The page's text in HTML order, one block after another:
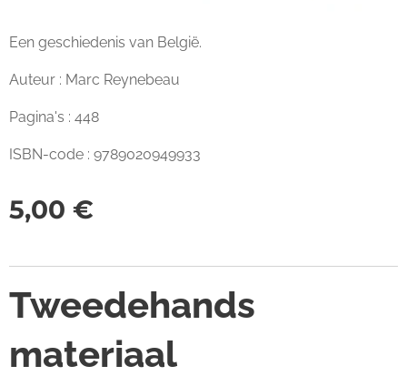
Een geschiedenis van België.
Auteur : Marc Reynebeau
Pagina's : 448
ISBN-code : 9789020949933
5,00 €
Tweedehands
materiaal